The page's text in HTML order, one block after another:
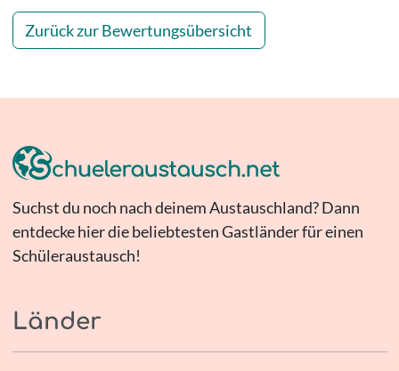
Zurück zur Bewertungsübersicht
Suchst du noch nach deinem Austauschland? Dann
entdecke hier die beliebtesten Gastländer für einen
Schüleraustausch!
Länder